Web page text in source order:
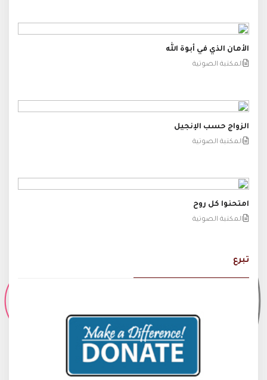
الأمان الذي في أبوة الله
المكتبة الصوتية
الزواج حسب الإنجيل
المكتبة الصوتية
امتحنوا كل روح
المكتبة الصوتية
تبرع